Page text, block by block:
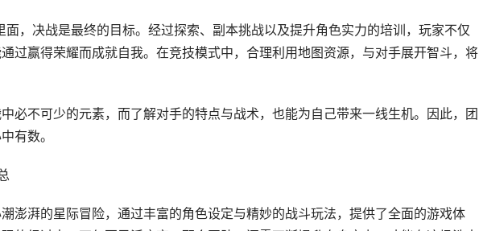
面，决战是最终的目标。经过探索、副本挑战以及提升角色实力的培训，玩家不仅
过赢得荣耀而成就自我。在竞技模式中，合理利用地图资源，与对手展开智斗，将
必不可少的元素，而了解对手的特点与战术，也能为自己带来一线生机。因此，团
有数。
澎湃的星际冒险，通过丰富的角色设定与精妙的战斗玩法，提供了全面的游戏体